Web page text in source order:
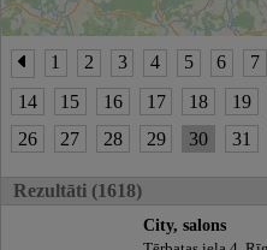
1 2 3 4 5 6 7
14
15 16 17 18 19
26
27 28 29 30 31
Rezultāti (1618)
City, salons